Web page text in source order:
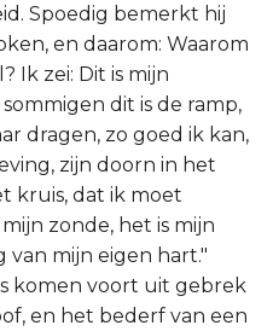
Spoedig bemerkt hij
en daarom: Waarom
Ik zei: Dit is mijn
dit is de ramp,
dragen, zo goed ik kan,
zijn doorn in het
kruis, dat ik moet
zonde, het is mijn
van mijn eigen hart."
komen voort uit gebrek
en het bederf van een